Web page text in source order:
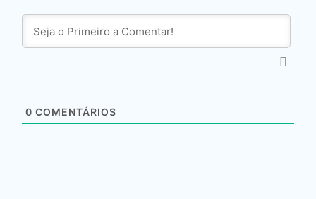
0 COMENTÁRIOS